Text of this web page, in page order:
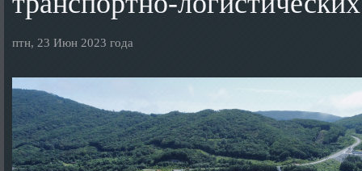
птн, 23 Июн 2023 года